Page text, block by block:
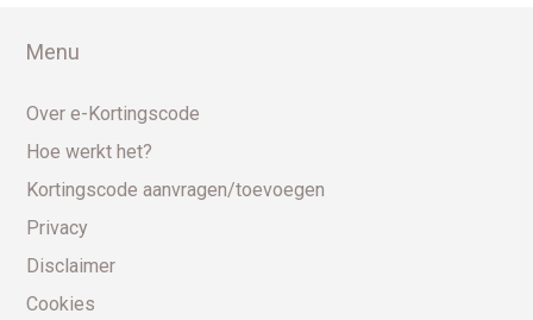
Menu
Over e-Kortingscode
Hoe werkt het?
Kortingscode aanvragen/toevoegen
Privacy
Disclaimer
Cookies